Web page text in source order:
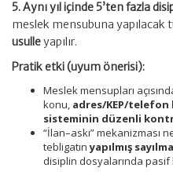
5. Aynı yıl içinde 5’ten fazla
meslek mensubuna yapılacak
usulleyapılır.
Pratik etki (uyum önerisi):
Meslek mensupları
konu, adres/KEP/
sisteminin düzenli
“İlan–askı” mekanizması
tebligatınyapılmış
disiplin dosyalarında